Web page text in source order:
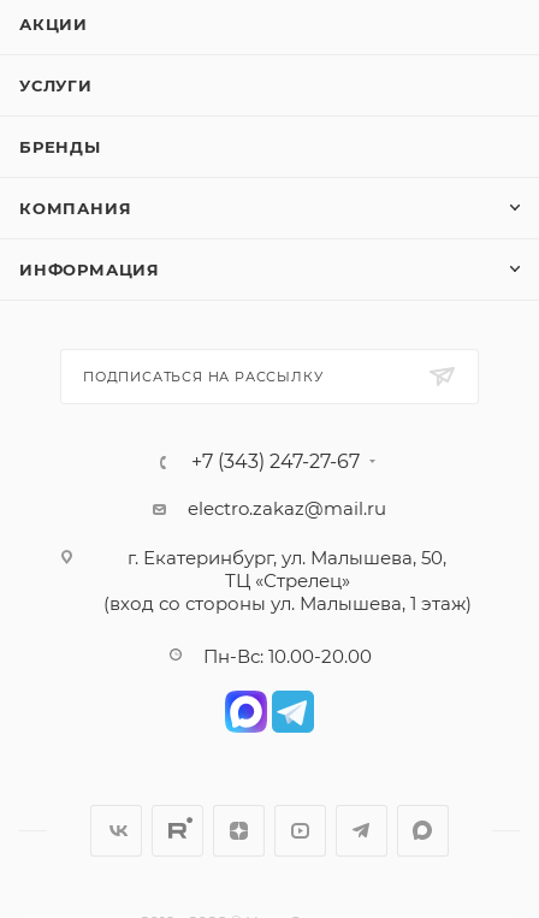
АКЦИИ
УСЛУГИ
БРЕНДЫ
КОМПАНИЯ
ИНФОРМАЦИЯ
ПОДПИСАТЬСЯ НА РАССЫЛКУ
+7 (343) 247-27-67
electro.zakaz@mail.ru
г. Екатеринбург, ул. Малышева, 50,
ТЦ «Стрелец»
(вход со стороны ул. Малышева, 1 этаж)
Пн-Вс: 10.00-20.00